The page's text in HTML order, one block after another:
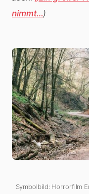
nimmt…)
Symbolbild: Horrorfilm